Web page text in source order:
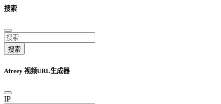
搜索
搜索
Afreey 视频URL生成器
IP